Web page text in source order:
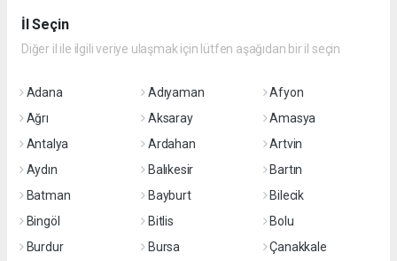
İl Seçin
Diğer il ile ilgili veriye ulaşmak için lütfen aşağıdan bir il seçin
Adana Adıyaman
Afyon
Ağrı
Aksaray
Amasya
Antalya
Ardahan
Artvin
Aydın
Balıkesir
Bartın
Batman
Bayburt
Bilecik
Bingöl
Bitlis
Bolu
Burdur
Bursa
Çanakkale